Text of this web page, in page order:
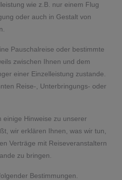
wie z.B. nur einem Flug
oder auch in Gestalt von
Pauschalreise oder bestimmte
zwischen Ihnen und dem
einer Einzelleistung zustande.
Reise-, Unterbringungs- oder
einige Hinweise zu unserer
wir erklären Ihnen, was wir tun,
Verträge mit Reiseveranstaltern
zu bringen.
Bestimmungen.